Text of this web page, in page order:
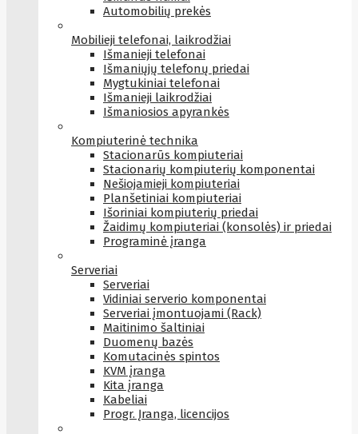
Automobilių prekės
Mobilieji telefonai, laikrodžiai
Išmanieji telefonai
Išmaniųjų telefonų priedai
Mygtukiniai telefonai
Išmanieji laikrodžiai
Išmaniosios apyrankės
Kompiuterinė technika
Stacionarūs kompiuteriai
Stacionarių kompiuterių komponentai
Nešiojamieji kompiuteriai
Planšetiniai kompiuteriai
Išoriniai kompiuterių priedai
Žaidimų kompiuteriai (konsolės) ir priedai
Programinė įranga
Serveriai
Serveriai
Vidiniai serverio komponentai
Serveriai įmontuojami (Rack)
Maitinimo šaltiniai
Duomenų bazės
Komutacinės spintos
KVM įranga
Kita įranga
Kabeliai
Progr. Įranga, licencijos